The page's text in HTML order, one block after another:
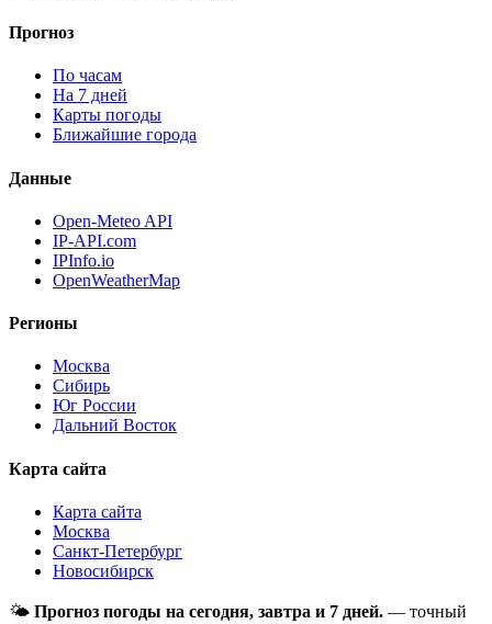
Прогноз
По часам
На 7 дней
Карты погоды
Ближайшие города
Данные
Open-Meteo API
IP-API.com
IPInfo.io
OpenWeatherMap
Регионы
Москва
Сибирь
Юг России
Дальний Восток
Карта сайта
Карта сайта
Москва
Санкт-Петербург
Новосибирск
🌤 Прогноз погоды на сегодня, завтра и 7 дней. — точный